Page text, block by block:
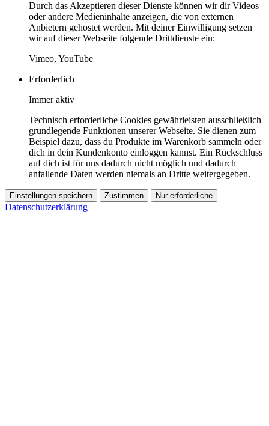
Durch das Akzeptieren dieser Dienste können wir dir Videos
oder andere Medieninhalte anzeigen, die von externen
Anbietern gehostet werden. Mit deiner Einwilligung setzen
wir auf dieser Webseite folgende Drittdienste ein:
Vimeo, YouTube
Erforderlich
Immer aktiv
Technisch erforderliche Cookies gewährleisten ausschließlich
grundlegende Funktionen unserer Webseite. Sie dienen zum
Beispiel dazu, dass du Produkte im Warenkorb sammeln oder
dich in dein Kundenkonto einloggen kannst. Ein Rückschluss
auf dich ist für uns dadurch nicht möglich und dadurch
anfallende Daten werden niemals an Dritte weitergegeben.
Einstellungen speichern Zustimmen Nur erforderliche
Datenschutzerklärung